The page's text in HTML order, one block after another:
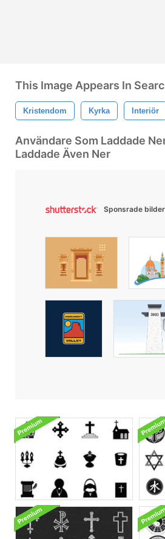
This Image Appears In
Kristendom Kyrka Interiör
Användare Som Laddade
Laddade Även Ner
Sponsrade bilder